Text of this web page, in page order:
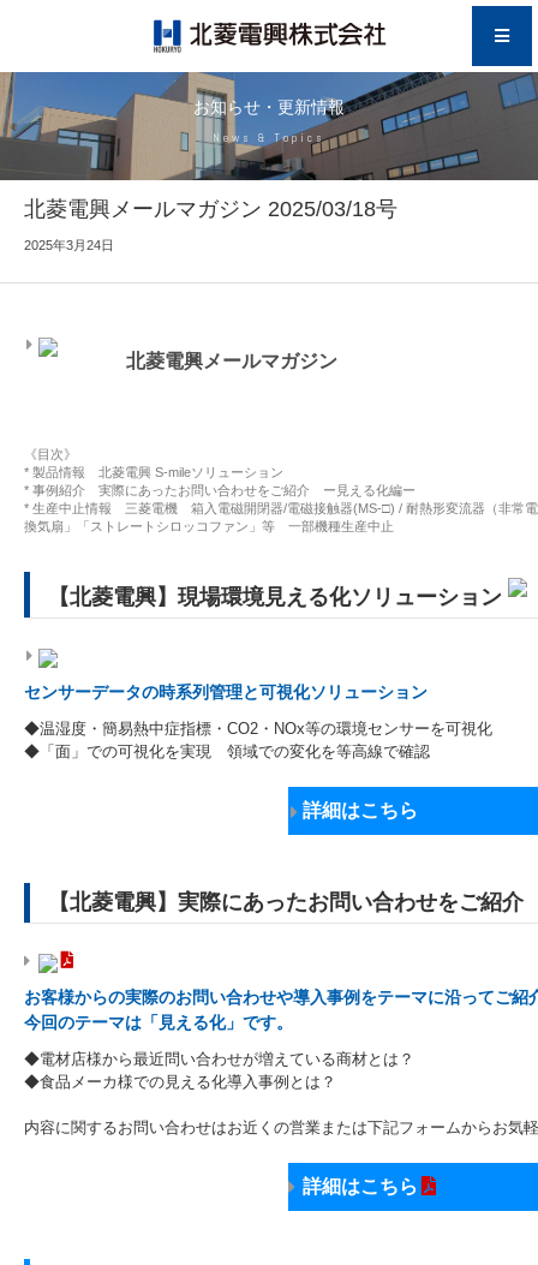
お知らせ・更新情報
News & Topics
北菱電興メールマガジン 2025/03/18号
2025年3月24日
北菱電興メールマガジン
《目次》
* 製品情報 北菱電興 S-mileソリューション
* 事例紹介 実際にあったお問い合わせをご紹介 ー見える化編ー
* 生産中止情報 三菱電機 箱入電磁開閉器/電磁接触器(MS-□) / 耐熱形変流器（非常
換気扇」「ストレートシロッコファン」等 一部機種生産中止
【北菱電興】現場環境見える化ソリューション
センサーデータの時系列管理と可視化ソリューション
◆温湿度・簡易熱中症指標・CO2・NOx等の環境センサーを可視化
◆「面」での可視化を実現 領域での変化を等高線で確認
詳細はこちら
【北菱電興】実際にあったお問い合わせをご紹
お客様からの実際のお問い合わせや導入事例をテーマに沿ってご紹
今回のテーマは「見える化」です。
◆電材店様から最近問い合わせが増えている商材とは？
◆食品メーカ様での見える化導入事例とは？
内容に関するお問い合わせはお近くの営業または下記フォームからお気
詳細はこちら